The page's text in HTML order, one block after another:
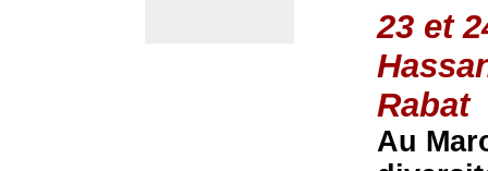
23 et
Rabat
Au